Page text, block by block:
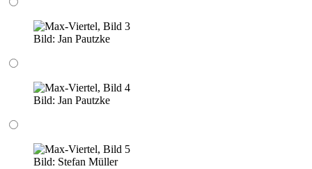
Bild: Jan Pautzke
Bild: Jan Pautzke
Bild: Stefan Müller